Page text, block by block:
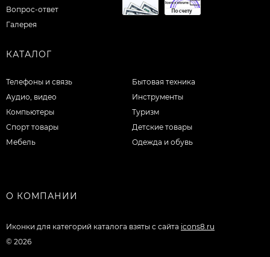
Вопрос-ответ
Галерея
КАТАЛОГ
Телефоны и связь
Аудио, видео
Компьютеры
Спорт товары
Мебель
Бытовая техника
Инструменты
Туризм
Детские товары
Одежда и обувь
О КОМПАНИИ
Иконки для категорий каталога взяты с сайта icons8.ru
© 2026